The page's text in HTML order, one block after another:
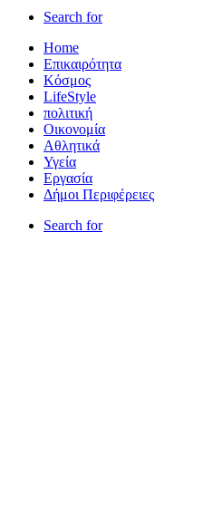
Search for
Home
Επικαιρότητα
Κόσμος
LifeStyle
πολιτική
Οικονομία
Αθλητικά
Υγεία
Εργασία
Δήμοι Περιφέρειες
Search for